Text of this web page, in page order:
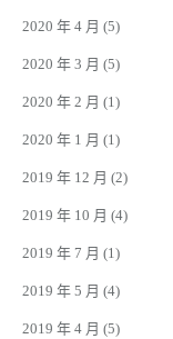
2020 年 4 月 (5)
2020 年 3 月 (5)
2020 年 2 月 (1)
2020 年 1 月 (1)
2019 年 12 月 (2)
2019 年 10 月 (4)
2019 年 7 月 (1)
2019 年 5 月 (4)
2019 年 4 月 (5)